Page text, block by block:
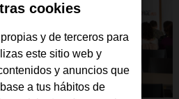
cookies
y de terceros para
este sitio web y
y anuncios que
a tus hábitos de